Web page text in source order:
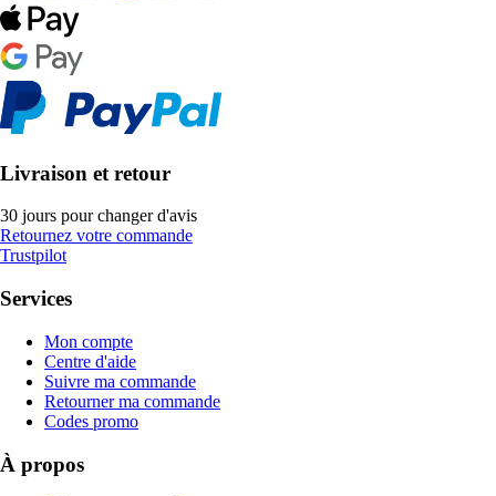
Livraison et retour
30 jours pour changer d'avis
Retournez votre commande
Trustpilot
Services
Mon compte
Centre d'aide
Suivre ma commande
Retourner ma commande
Codes promo
À propos